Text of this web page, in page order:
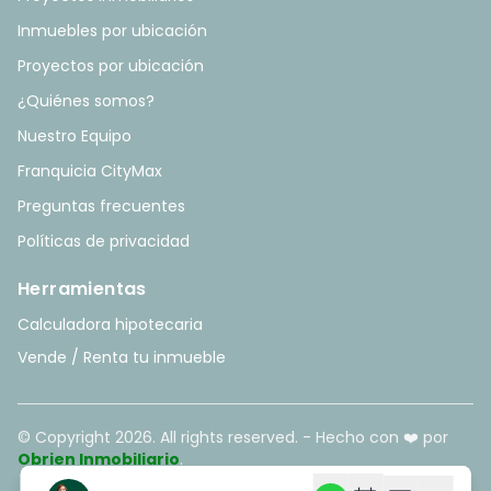
Inmuebles por ubicación
Proyectos por ubicación
¿Quiénes somos?
Nuestro Equipo
Franquicia CityMax
Preguntas frecuentes
Políticas de privacidad
Herramientas
Calculadora hipotecaria
Vende / Renta tu inmueble
© Copyright 2026. All rights reserved. - Hecho con ❤️ por
Obrien Inmobiliario.